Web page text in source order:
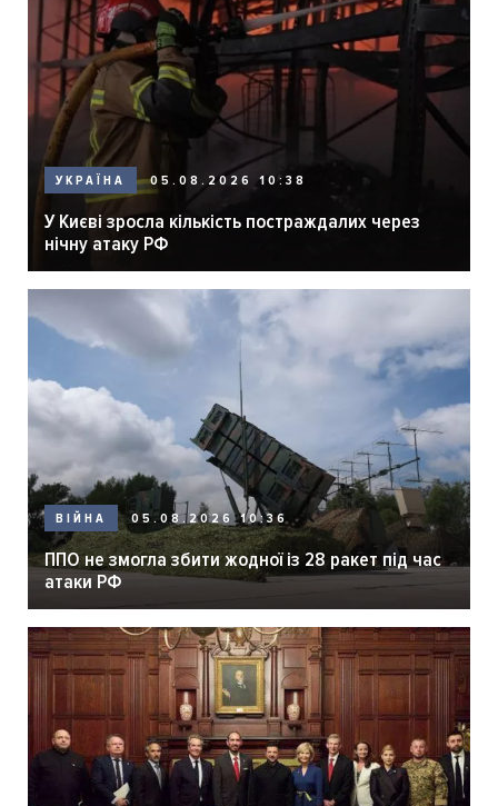
УКРАЇНА 05.08.2026 10:38
У Києві зросла кількість постраждалих через
нічну атаку РФ
ВІЙНА 05.08.2026 10:36
ППО не змогла збити жодної із 28 ракет під час
атаки РФ